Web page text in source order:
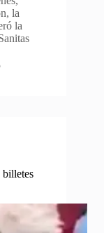
la
la
billetes